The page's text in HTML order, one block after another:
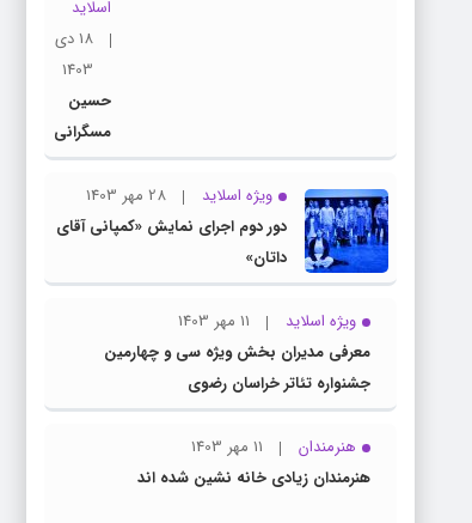
اسلاید
18 دی
1403
حسین
مسگرانی
به عنوان
مدیر کل
فرهنگ و
اسلامی
رضوی
شد
ویژه اسلاید
28 مهر 1403
دور دوم اجرای نمایش «کمپانی آقای
داتان»
ویژه اسلاید
11 مهر 1403
معرفی مدیران بخش ویژه سی و چهارمین
جشنواره تئاتر خراسان رضوی
هنرمندان
11 مهر 1403
هنرمندان زیادی خانه نشین شده اند